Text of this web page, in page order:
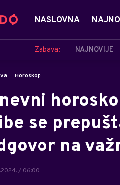
NASLOVNA
Zabava: NAJNOVIJE
Horoskop
se
na
/ 06:00